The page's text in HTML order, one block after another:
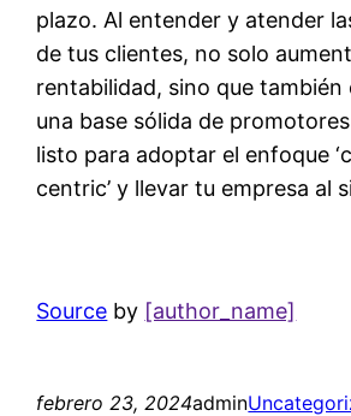
plazo. Al entender y atender
de tus clientes, no solo
rentabilidad, sino que también
una base sólida de
listo para adoptar el enfoque
centric’ y llevar tu empresa al
Source by [author_name]
febrero 23, 2024admin